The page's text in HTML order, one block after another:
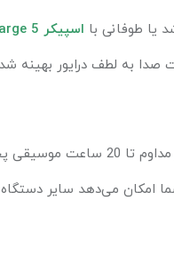
یا طوفانی با اسپیکر 5
به لطف درایور بهینه
به طور مداوم تا 20
امکان می‌دهد سایر